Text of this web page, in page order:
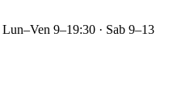
Lun–Ven 9–19:30 · Sab 9–13